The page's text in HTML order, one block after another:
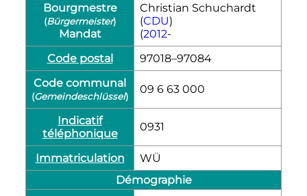
Bourgmestre
(Bürgermeister)
Mandat
Christian Schuchardt
(CDU)
(2012-
Code postal
97018–97084
Code communal
(Gemeindeschlüssel)
09 6 63 000
Indicatif
téléphonique
0931
Immatriculation
WÜ
Démographie